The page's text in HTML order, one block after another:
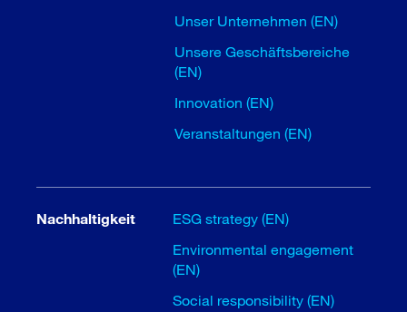
Unser Unternehmen (EN)
Unsere Geschäftsbereiche
(EN)
Innovation (EN)
Veranstaltungen (EN)
Nachhaltigkeit
ESG strategy (EN)
Environmental engagement
(EN)
Social responsibility (EN)